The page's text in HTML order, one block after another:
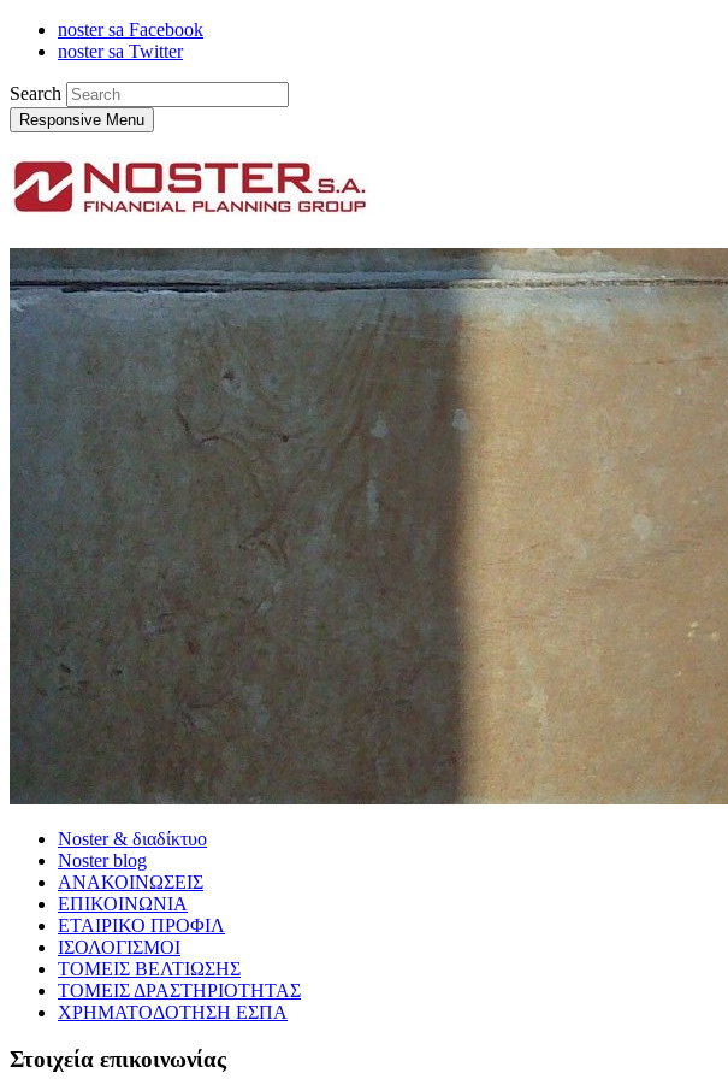
noster sa Facebook
noster sa Twitter
Search
Responsive Menu
Noster & διαδίκτυο
Noster blog
ΑΝΑΚΟΙΝΩΣΕΙΣ
ΕΠΙΚΟΙΝΩΝΙΑ
ΕΤΑΙΡΙΚΟ ΠΡΟΦΙΛ
ΙΣΟΛΟΓΙΣΜΟΙ
ΤΟΜΕΙΣ ΒΕΛΤΙΩΣΗΣ
ΤΟΜΕΙΣ ΔΡΑΣΤΗΡΙΟΤΗΤΑΣ
ΧΡΗΜΑΤΟΔΟΤΗΣΗ ΕΣΠΑ
Στοιχεία επικοινωνίας